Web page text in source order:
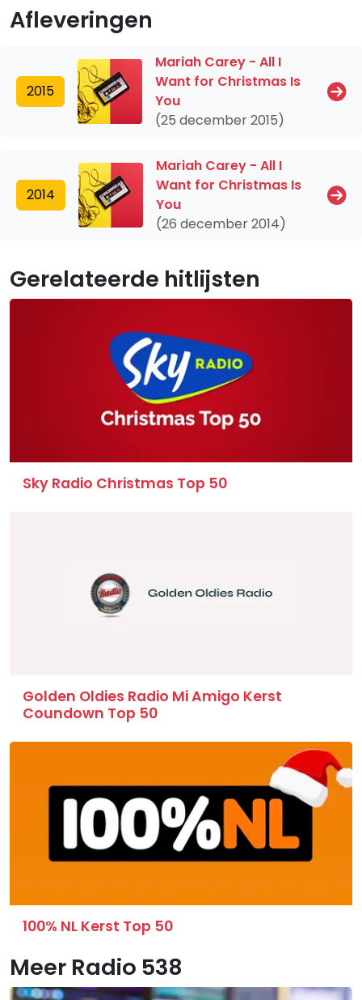
Afleveringen
2015
Mariah Carey - All I
Want for Christmas Is
You
(25 december 2015)
2014
Mariah Carey - All I
Want for Christmas Is
You
(26 december 2014)
Gerelateerde hitlijsten
Sky Radio Christmas Top 50
Golden Oldies Radio Mi Amigo Kerst
Coundown Top 50
100% NL Kerst Top 50
Meer Radio 538